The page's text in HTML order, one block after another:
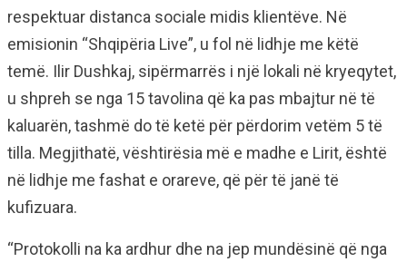
respektuar distanca sociale midis klientëve. Në
emisionin “Shqipëria Live”, u fol në lidhje me këtë
temë. Ilir Dushkaj, sipërmarrës i një lokali në kryeqytet,
u shpreh se nga 15 tavolina që ka pas mbajtur në të
kaluarën, tashmë do të ketë për përdorim vetëm 5 të
tilla. Megjithatë, vështirësia më e madhe e Lirit, është
në lidhje me fashat e orareve, që për të janë të
kufizuara.
“Protokolli na ka ardhur dhe na jep mundësinë që nga